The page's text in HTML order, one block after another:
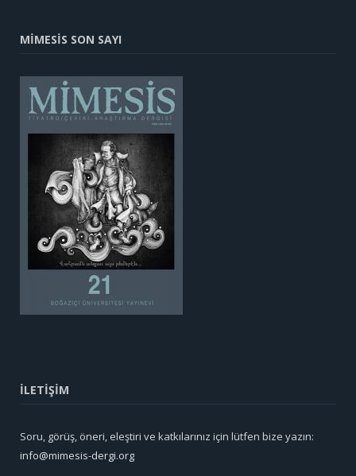
MİMESİS SON SAYI
İLETİŞİM
Soru, görüş, öneri, eleştiri ve katkılarınız için lütfen bize yazın:
info@mimesis-dergi.org